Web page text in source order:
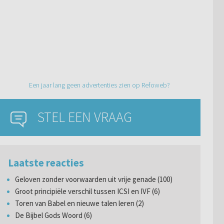
Een jaar lang geen advertenties zien op Refoweb?
STEL EEN VRAAG
Laatste reacties
Geloven zonder voorwaarden uit vrije genade (100)
Groot principiële verschil tussen ICSI en IVF (6)
Toren van Babel en nieuwe talen leren (2)
De Bijbel Gods Woord (6)